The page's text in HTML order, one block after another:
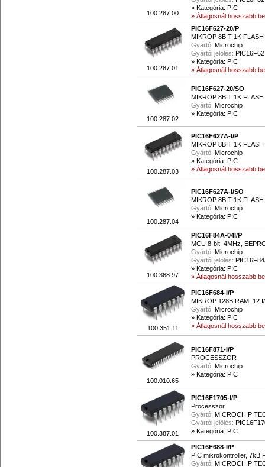
100.287.00
» Kategória: PIC
» Átlagosnál hosszabb
100.287.01
PIC16F627-20/P
MIKROP 8BIT 1K FLASH
Gyártó: Microchip
Gyártói jelölés:
» Kategória: PIC
» Átlagosnál hosszabb
100.287.02
PIC16F627-20/SO
MIKROP 8BIT 1K FLASH
Gyártó: Microchip
» Kategória: PIC
100.287.03
PIC16F627A-I/P
MIKROP 8BIT 1K FLASH
Gyártó: Microchip
» Kategória: PIC
» Átlagosnál hosszabb
100.287.04
PIC16F627A-I/SO
MIKROP 8BIT 1K FLASH
Gyártó: Microchip
» Kategória: PIC
100.368.97
PIC16F84A-04I/P
MCU 8-bit, 4MHz,
Gyártó: Microchip
Gyártói jelölés:
» Kategória: PIC
» Átlagosnál hosszabb
100.351.11
PIC16F684-I/P
MIKROP 128B RAM, 12
Gyártó: Microchip
» Kategória: PIC
» Átlagosnál hosszabb
100.010.65
PIC16F871-I/P
PROCESSZOR
Gyártó: Microchip
» Kategória: PIC
100.387.01
PIC16F1705-I/P
Processzor
Gyártó: MICROCHIP
Gyártói jelölés:
» Kategória: PIC
PIC16F688-I/P
PIC mikrokontroller, 7kB
Gyártó: MICROCHIP